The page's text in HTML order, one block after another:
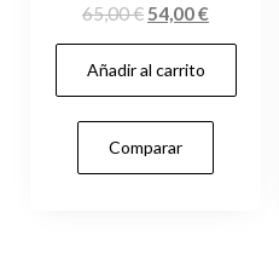
65,00€ El
precio
original
era:
65,00 €.
54,00€
precio
es:
54,00 €.
Añadir al carrito
Comparar